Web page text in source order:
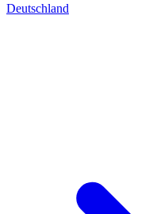
Deutschland